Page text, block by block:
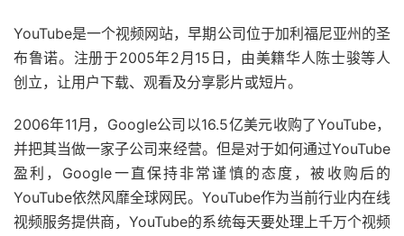
YouTube是一个视频网站，早期公司位于加利福尼亚州的圣
布鲁诺。注册于2005年2月15日，由美籍华人陈士骏等人
创立，让用户下载、观看及分享影片或短片。
2006年11月，Google公司以16.5亿美元收购了YouTube，
并把其当做一家子公司来经营。但是对于如何通过YouTube
盈利，Google一直保持非常谨慎的态度，被收购后的
YouTube依然风靡全球网民。YouTube作为当前行业内在线
视频服务提供商，YouTube的系统每天要处理上千万个视频